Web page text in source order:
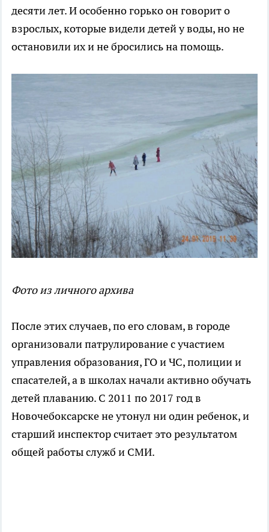
десяти лет. И особенно горько он говорит о
взрослых, которые видели детей у воды, но не
остановили их и не бросились на помощь.
Фото из личного архива
После этих случаев, по его словам, в городе
организовали патрулирование с участием
управления образования, ГО и ЧС, полиции и
спасателей, а в школах начали активно обучать
детей плаванию. С 2011 по 2017 год в
Новочебоксарске не утонул ни один ребенок, и
старший инспектор считает это результатом
общей работы служб и СМИ.